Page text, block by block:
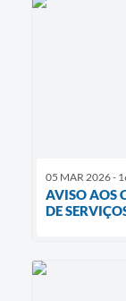
05 MAR 2026 -
AVISO AOS
DE